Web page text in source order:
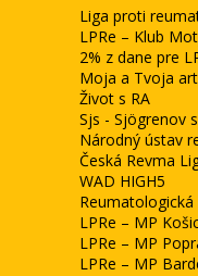
Liga proti
LPRe – Klub
2% z dane pre
Moja a Tvoja
Život s RA
Sjs - Sjögrenov
Národný ústav
Česká Revma
WAD HIGH5
LPRe – MP
LPRe – MP
LPRe – MP